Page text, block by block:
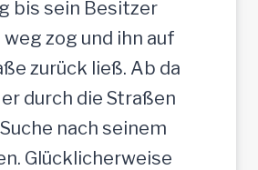
bis sein Besitzer
zog und ihn auf
zurück ließ. Ab da
durch die Straßen
nach seinem
Glücklicherweise